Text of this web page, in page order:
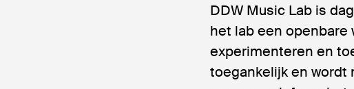
DDW Music Lab is
het lab een openbare
experimenteren en
toegankelijk en wordt